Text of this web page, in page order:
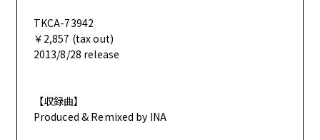
TKCA-73942
￥2,857 (tax out)
2013/8/28 release
【収録曲】
Produced & Remixed by INA